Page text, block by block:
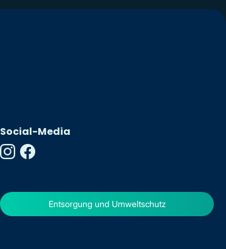
Entsorgung und Umweltschutz
Social-Media